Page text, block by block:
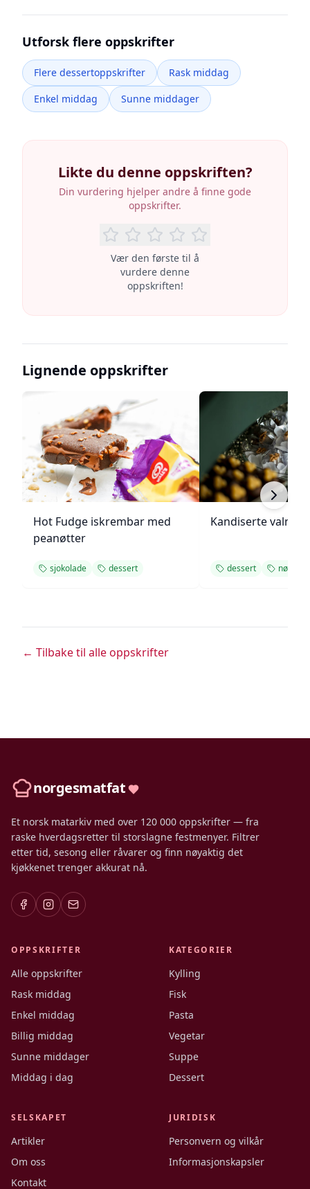
Utforsk flere oppskrifter
Flere dessertoppskrifter
Rask middag
Enkel middag
Sunne middager
Likte du denne oppskriften?
Din vurdering hjelper andre å finne gode
oppskrifter.
Vær den første til å
vurdere denne
oppskriften!
Lignende oppskrifter
Hot Fudge iskrembar med
peanøtter
sjokolade dessert
Kandiserte
dessert nøtter
← Tilbake til alle oppskrifter
norgesmatfat
Et norsk matarkiv med over 120 000 oppskrifter — fra
raske hverdagsretter til storslagne festmenyer. Filtrer
etter tid, sesong eller råvarer og finn nøyaktig det
kjøkkenet trenger akkurat nå.
OPPSKRIFTER
Alle oppskrifter
Rask middag
Enkel middag
Billig middag
Sunne middager
Middag i dag
KATEGORIER
Kylling
Fisk
Pasta
Vegetar
Suppe
Dessert
SELSKAPET
Artikler
Om oss
Kontakt
JURIDISK
Personvern og vilkår
Informasjonskapsler